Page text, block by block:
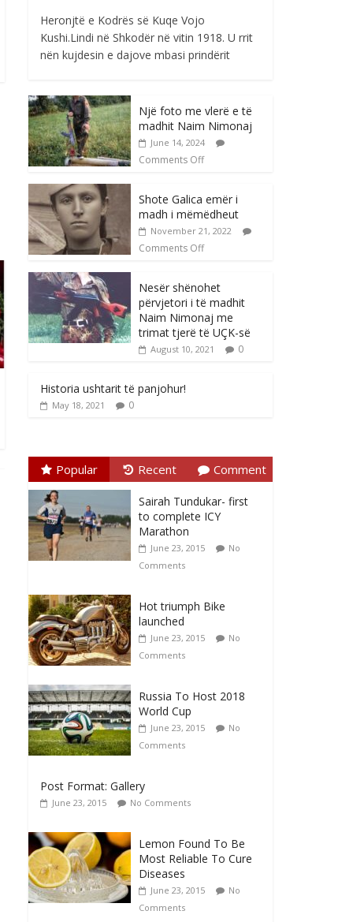
Heronjtë e Kodrës së Kuqe Vojo
Kushi.Lindi në Shkodër në vitin 1918. U rrit
nën kujdesin e dajove mbasi prindërit
Një foto me vlerë e të
madhit Naim Nimonaj
June 14, 2024
Comments Off
Shote Galica emër i
madh i mëmëdheut
November 21, 2022
Comments Off
Nesër shënohet
përvjetori i të madhit
Naim Nimonaj me
trimat tjerë të UÇK-së
August 10, 2021 0
Historia ushtarit të panjohur!
May 18, 2021 0
Popular Recent Comment
Sairah Tundukar- first
to complete ICY
Marathon
June 23, 2015
No
Comments
Hot triumph Bike
launched
June 23, 2015
No
Comments
Russia To Host 2018
World Cup
June 23, 2015
No
Comments
Post Format: Gallery
June 23, 2015 No Comments
Lemon Found To Be
Most Reliable To Cure
Diseases
June 23, 2015
No
Comments